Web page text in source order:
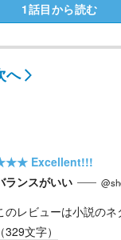
1話目から読む
へ
Excellent!!!
ランスがいい
のレビューは小説のネ
（329文字）